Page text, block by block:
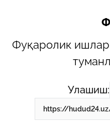
Фуқаролик
Улашиш: